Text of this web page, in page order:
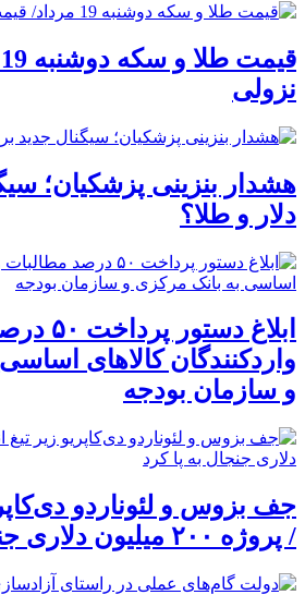
نزولی
هشدار بنزینی پزشکیان؛
دلار و طلا؟
ابلاغ
واردکنندگان کالاهای
و سازمان بودجه
جف بزوس و لئوناردو
/ پروژه ۲۰۰ میلیون دلاری جنجال به پا کرد